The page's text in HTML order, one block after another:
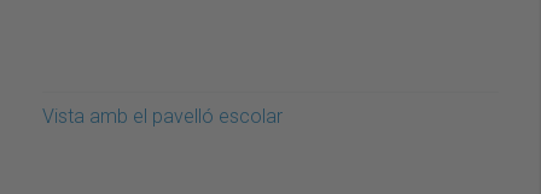
Vista amb el pavelló escolar